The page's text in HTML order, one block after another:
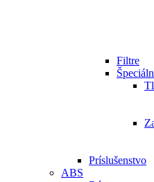
Filtre
Príslušenstvo
ABS